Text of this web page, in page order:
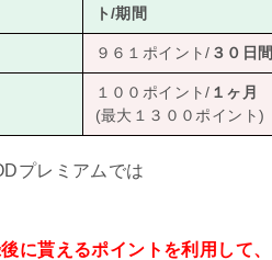
ト/期間
９６１ポイント/ ３０日間
１００ポイント/ １ヶ月
(最大１３００ポイント)
プレミアムでは
に貰えるポイントを利用して、